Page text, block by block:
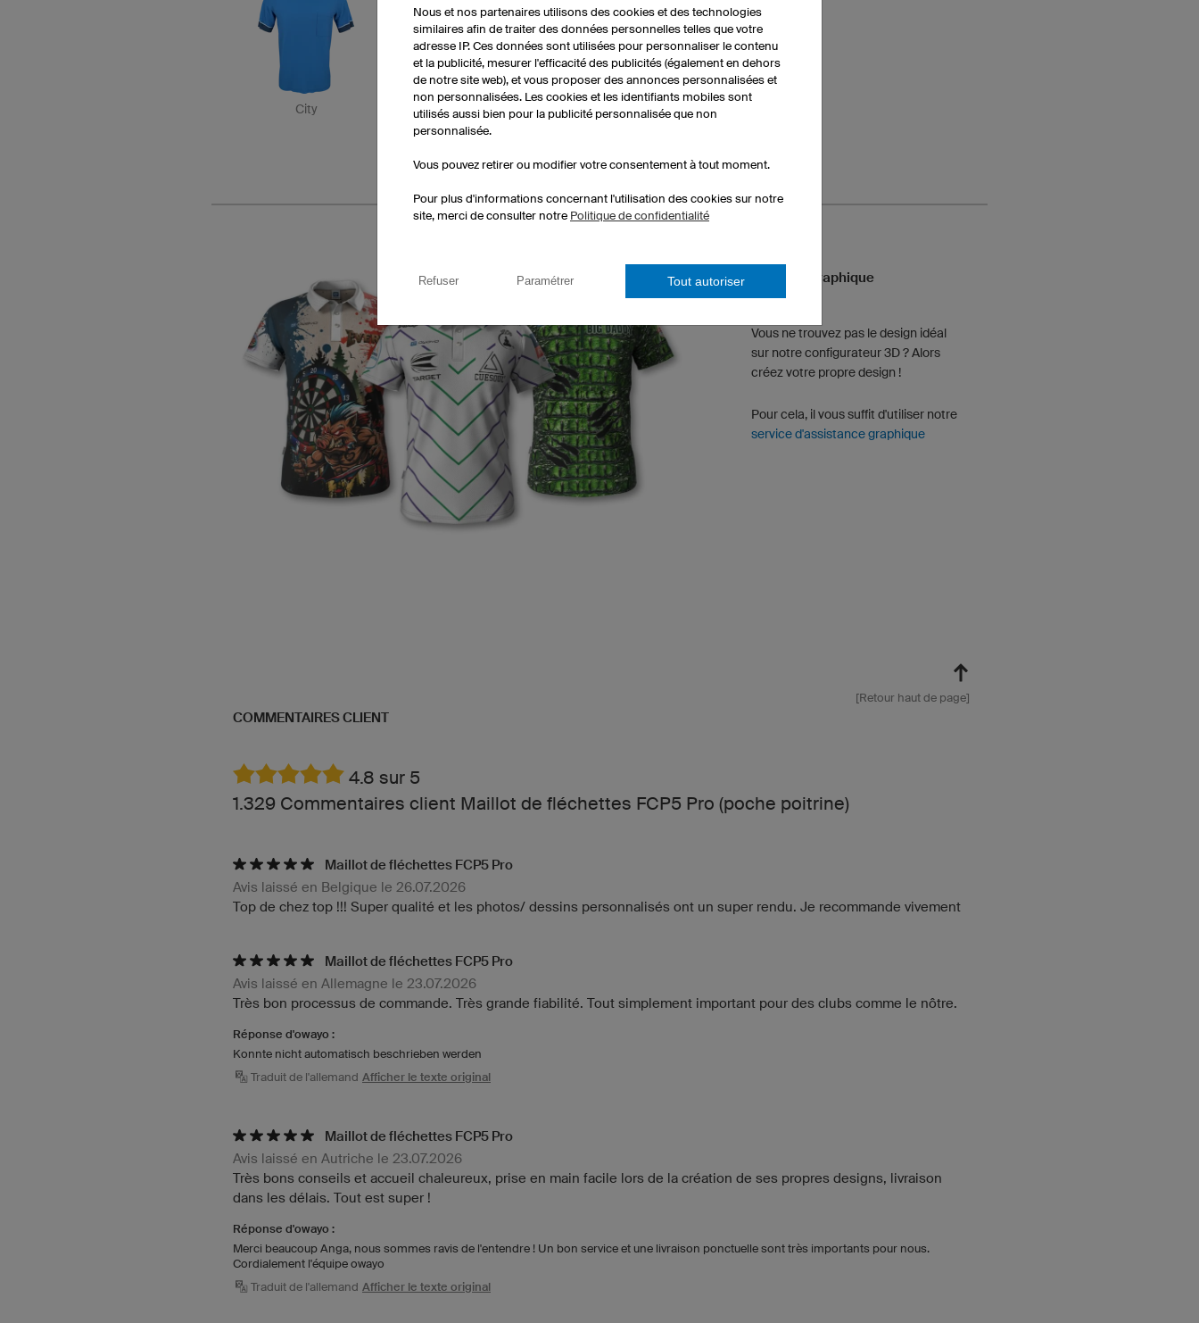
City Final Zebra
Création graphique
Vous ne trouvez pas le design idéal
sur notre configurateur 3D ? Alors
créez votre propre design !
Pour cela, il vous suffit d'utiliser notre
service d'assistance graphique
[Retour haut de page]
COMMENTAIRES CLIENT
4.8 sur 5
1.329 Commentaires client Maillot de fléchettes FCP5 Pro (poche poitrine)
Maillot de fléchettes FCP5 Pro
Avis laissé en Belgique le 26.07.2026
Top de chez top !!! Super qualité et les photos/ dessins personnalisés ont un super rendu. Je recommande vivement
Maillot de fléchettes FCP5 Pro
Avis laissé en Allemagne le 23.07.2026
Très bon processus de commande. Très grande fiabilité. Tout simplement important pour des clubs comme le nôtre.
Réponse d'owayo :
Konnte nicht automatisch beschrieben werden
Traduit de l'allemand Afficher le texte original
Maillot de fléchettes FCP5 Pro
Avis laissé en Autriche le 23.07.2026
Très bons conseils et accueil chaleureux, prise en main facile lors de la création de ses propres designs, livraison
dans les délais. Tout est super !
Réponse d'owayo :
Merci beaucoup Anga, nous sommes ravis de l'entendre ! Un bon service et une livraison ponctuelle sont très importants pour nous.
Cordialement l'équipe owayo
Traduit de l'allemand Afficher le texte original
Nous et nos partenaires utilisons des cookies et des technologies
similaires afin de traiter des données personnelles telles que votre
adresse IP. Ces données sont utilisées pour personnaliser le contenu
et la publicité, mesurer l'efficacité des publicités (également en dehors
de notre site web), et vous proposer des annonces personnalisées et
non personnalisées. Les cookies et les identifiants mobiles sont
utilisés aussi bien pour la publicité personnalisée que non
personnalisée.
Vous pouvez retirer ou modifier votre consentement à tout moment.
Pour plus d'informations concernant l'utilisation des cookies sur notre
site, merci de consulter notre Politique de confidentialité
Refuser Paramétrer Tout autoriser